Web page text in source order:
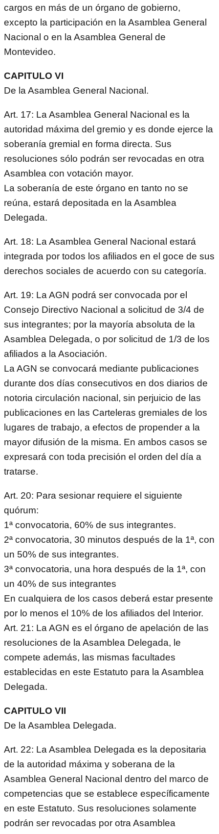
cargos en más de un órgano de gobierno,
excepto la participación en la Asamblea General
Nacional o en la Asamblea General de
Montevideo.
CAPITULO VI
De la Asamblea General Nacional.
Art. 17: La Asamblea General Nacional es la
autoridad máxima del gremio y es donde ejerce la
soberanía gremial en forma directa. Sus
resoluciones sólo podrán ser revocadas en otra
Asamblea con votación mayor.
La soberanía de este órgano en tanto no se
reúna, estará depositada en la Asamblea
Delegada.
Art. 18: La Asamblea General Nacional estará
integrada por todos los afiliados en el goce de sus
derechos sociales de acuerdo con su categoría.
Art. 19: La AGN podrá ser convocada por el
Consejo Directivo Nacional a solicitud de 3/4 de
sus integrantes; por la mayoría absoluta de la
Asamblea Delegada, o por solicitud de 1/3 de los
afiliados a la Asociación.
La AGN se convocará mediante publicaciones
durante dos días consecutivos en dos diarios de
notoria circulación nacional, sin perjuicio de las
publicaciones en las Carteleras gremiales de los
lugares de trabajo, a efectos de propender a la
mayor difusión de la misma. En ambos casos se
expresará con toda precisión el orden del día a
tratarse.
Art. 20: Para sesionar requiere el siguiente
quórum:
1ª convocatoria, 60% de sus integrantes.
2ª convocatoria, 30 minutos después de la 1ª, con
un 50% de sus integrantes.
3ª convocatoria, una hora después de la 1ª, con
un 40% de sus integrantes
En cualquiera de los casos deberá estar presente
por lo menos el 10% de los afiliados del Interior.
Art. 21: La AGN es el órgano de apelación de las
resoluciones de la Asamblea Delegada, le
compete además, las mismas facultades
establecidas en este Estatuto para la Asamblea
Delegada.
CAPITULO VII
De la Asamblea Delegada.
Art. 22: La Asamblea Delegada es la depositaria
de la autoridad máxima y soberana de la
Asamblea General Nacional dentro del marco de
competencias que se establece específicamente
en este Estatuto. Sus resoluciones solamente
podrán ser revocadas por otra Asamblea